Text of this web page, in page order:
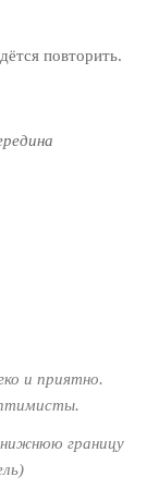
повторить.
и приятно.
границу